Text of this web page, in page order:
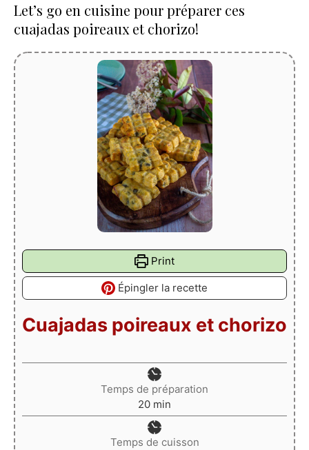
Let’s go en cuisine pour préparer ces
cuajadas poireaux et chorizo!
Print
Épingler la recette
Cuajadas poireaux et chorizo
Temps de préparation
20minutes
min
Temps de cuisson